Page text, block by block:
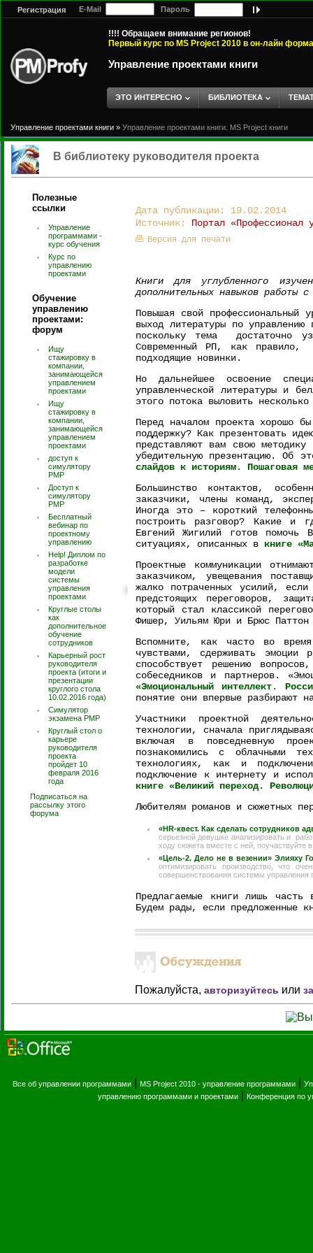
Регистрация E-Mail Пароль
!!!! Обращаем внимание регионов!
Первый курс по MS Project 2010 в он-лайн
Управление проектами книги
ЭТО ИНТЕРЕСНО БИБЛИОТЕКА
Управление проектами книги » Управление проектами книги. MS Project книги
В библиотеку руководителя проекта
Полезные
ссылки
Управление
программами -
курс обучения
Курс по
управлению
проектами
Обучение
управлению
проектами:
форум
Ищу
стажировку в
компании,
занимающейся
управлением
проектами
Ищу
стажировку в
компании,
занимающейся
управлением
проектами
доступ к
симулятору
PMP
Доступ к
симулятору
РМР
Бесплатный
вебинар по
проектному
управлению
Help! Диплом по
разработке
модели
системы
управления
проектами
Круглые столы
как
дополнительное
обучение
сотрудников
Карьерный рост
руководителя
проекта (итоги и
презентации
круглого стола
10.02.2016 года)
Симулятор
экзамена PMP
Круглый стол о
карьере
руководителя
проекта
пройдет 10
февраля 2016
года
Подписаться на
рассылку этого
форума
Дата публикации: 19.02.2014
Источник: Портал «Профессионал
Версия для печати
Книги для углубленного
дополнительных навыков работы
Повышая свой профессиональный
выход литературы по
поскольку тема достаточно
Современный РП, как правило,
подходящие новинки.
Но дальнейшее освоение
управленческой литературы и
этого потока выловить
Перед началом проекта хорошо
поддержку? Как презентовать
представляют вам свою
убедительную презентацию. Об
слайдов к историям. Пошаговая
Большинство контактов,
заказчики, члены команд,
Иногда это – короткий
построить разговор? Какие и
Евгений Жигилий готов помочь
ситуациях, описанных в книге
Проектные коммуникации
заказчиком, увещевания
жалко потраченных усилий,
предстоящих переговоров,
который стал классикой
Фишер, Уильям Юри и Брюс
Вспомните, как часто во время
чувствами, сдерживать
способствует решению
собеседников и партнеров.
«Эмоциональный интеллект.
понятие они впервые разбирают
Участники проектной
технологии, сначала
включая в повседневную
познакомились с облачными
технологиях, как и
подключение к интернету и
книге «Великий переход.
Любителям романов и сюжетных
«HR-квест. Как сделать сотрудников
серьезной девушке анализировать и
ходу сюжета вместе с ней, поучаствуйте
«Цель-2. Дело не в везении» Элияху
оптимизировать производство, что
совершенствования системы управления
Предлагаемые книги лишь
Будем рады, если предложенные
Пожалуйста, авторизуйтесь или
Все об управлении программами MS Project 2010 - управление программами
управлению программами и проектами| Конференция по